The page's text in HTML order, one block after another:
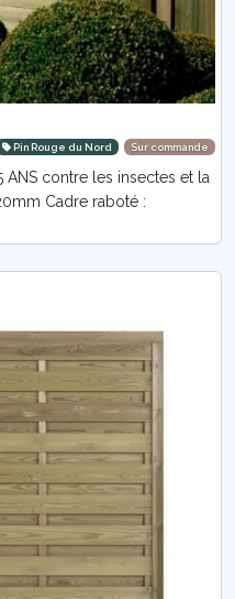
Pin Rouge du Nord Sur commande
ANS contre les insectes et la
Cadre raboté :